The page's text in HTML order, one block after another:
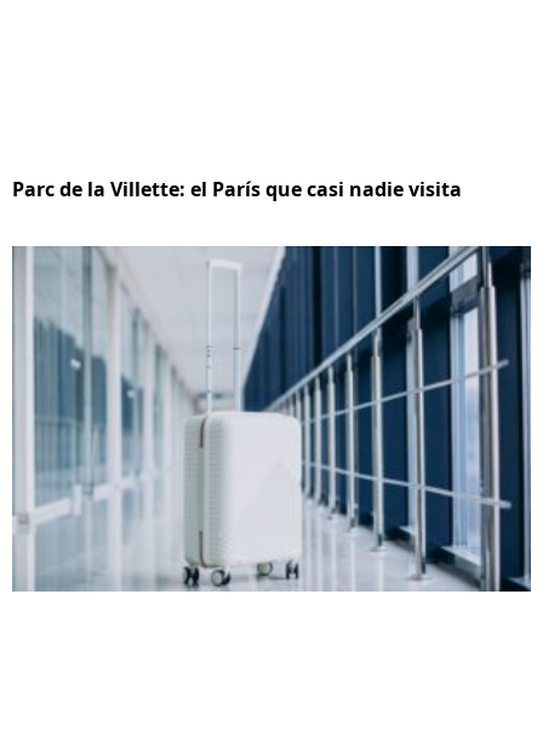
Parc de la Villette: el París que casi nadie visita